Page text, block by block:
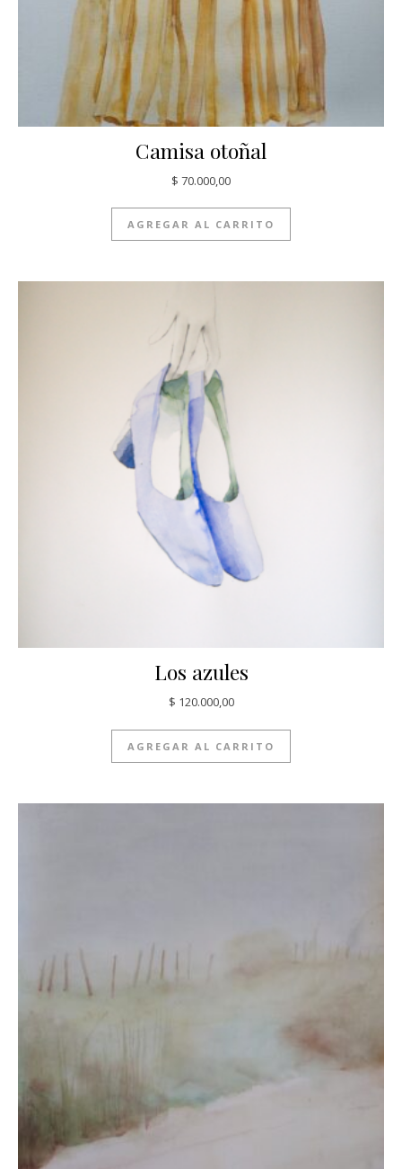
Camisa otoñal
$ 70.000,00
AGREGAR AL CARRITO
Los azules
$ 120.000,00
AGREGAR AL CARRITO